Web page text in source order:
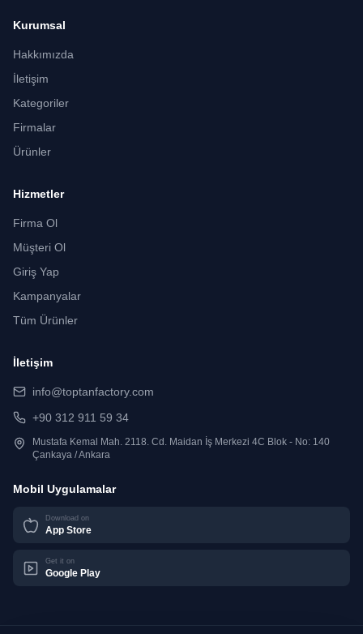
Kurumsal
Hakkımızda
İletişim
Kategoriler
Firmalar
Ürünler
Hizmetler
Firma Ol
Müşteri Ol
Giriş Yap
Kampanyalar
Tüm Ürünler
İletişim
info@toptanfactory.com
+90 312 911 59 34
Mustafa Kemal Mah. 2118. Cd. Maidan İş Merkezi 4C Blok - No: 140
Çankaya / Ankara
Mobil Uygulamalar
Download on
App Store
Get it on
Google Play